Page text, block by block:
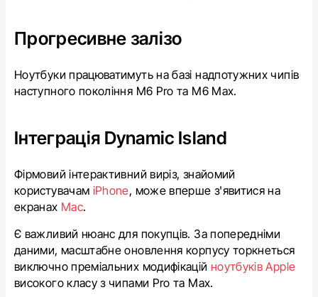
Прогресивне залізо
Ноутбуки працюватимуть на базі надпотужних чипів
наступного покоління M6 Pro та M6 Max.
Інтеграція Dynamic Island
Фірмовий інтерактивний виріз, знайомий
користувачам iPhone, може вперше з'явитися на
екранах Mac.
Є важливий нюанс для покупців. За попередніми
даними, масштабне оновлення корпусу торкнеться
виключно преміальних модифікацій ноутбуків Apple
високого класу з чипами Pro та Max.